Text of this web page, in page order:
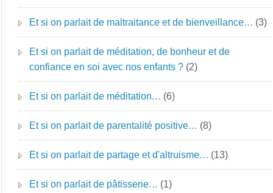
Et si on parlait de maltraitance et de bienveillance… (3)
Et si on parlait de méditation, de bonheur et de
confiance en soi avec nos enfants ? (2)
Et si on parlait de méditation… (6)
Et si on parlait de parentalité positive… (8)
Et si on parlait de partage et d'altruisme… (13)
Et si on parlait de pâtisserie… (1)